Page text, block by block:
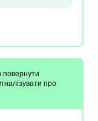
повернути
про